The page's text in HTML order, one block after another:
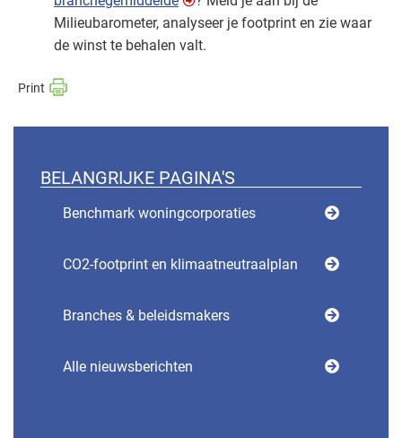
Milieubarometer, analyseer je footprint en zie waar
de winst te behalen valt.
BELANGRIJKE PAGINA'S
Benchmark woningcorporaties
CO2-footprint en klimaatneutraalplan
Branches & beleidsmakers
Alle nieuwsberichten